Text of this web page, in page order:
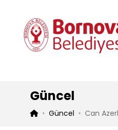
Güncel
Güncel Can